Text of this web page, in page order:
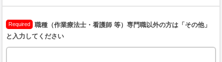
Required
職種（作業療法士・看護師 等）専門職以外の方は「その他」
と入力してください